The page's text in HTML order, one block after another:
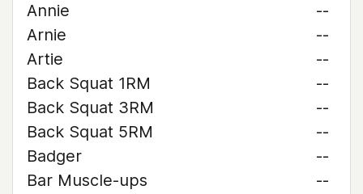
Annie
--
Arnie
--
Artie
--
Back Squat 1RM
--
Back Squat 3RM
--
Back Squat 5RM
--
Badger
--
Bar Muscle-ups
--